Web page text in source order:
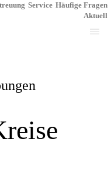
Service Häufige Fragen
Aktuell